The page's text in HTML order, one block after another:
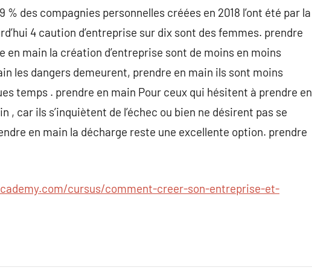
des compagnies personnelles créées en 2018 l’ont été par la
4 caution d’entreprise sur dix sont des femmes. prendre
main la création d’entreprise sont de moins en moins
les dangers demeurent, prendre en main ils sont moins
temps . prendre en main Pour ceux qui hésitent à prendre en
, car ils s’inquiètent de l’échec ou bien ne désirent pas se
en main la décharge reste une excellente option. prendre
cursus/comment-creer-son-entreprise-et-